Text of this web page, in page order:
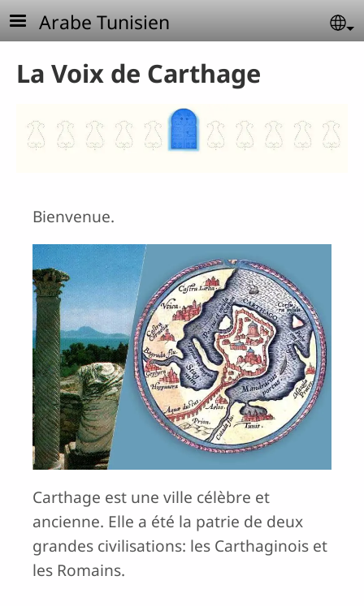
Aller au contenu principal
Arabe Tunisien
La Voix de Carthage
Bienvenue.
Carthage est une ville célèbre et
ancienne. Elle a été la patrie de deux
grandes civilisations: les Carthaginois et
les Romains.